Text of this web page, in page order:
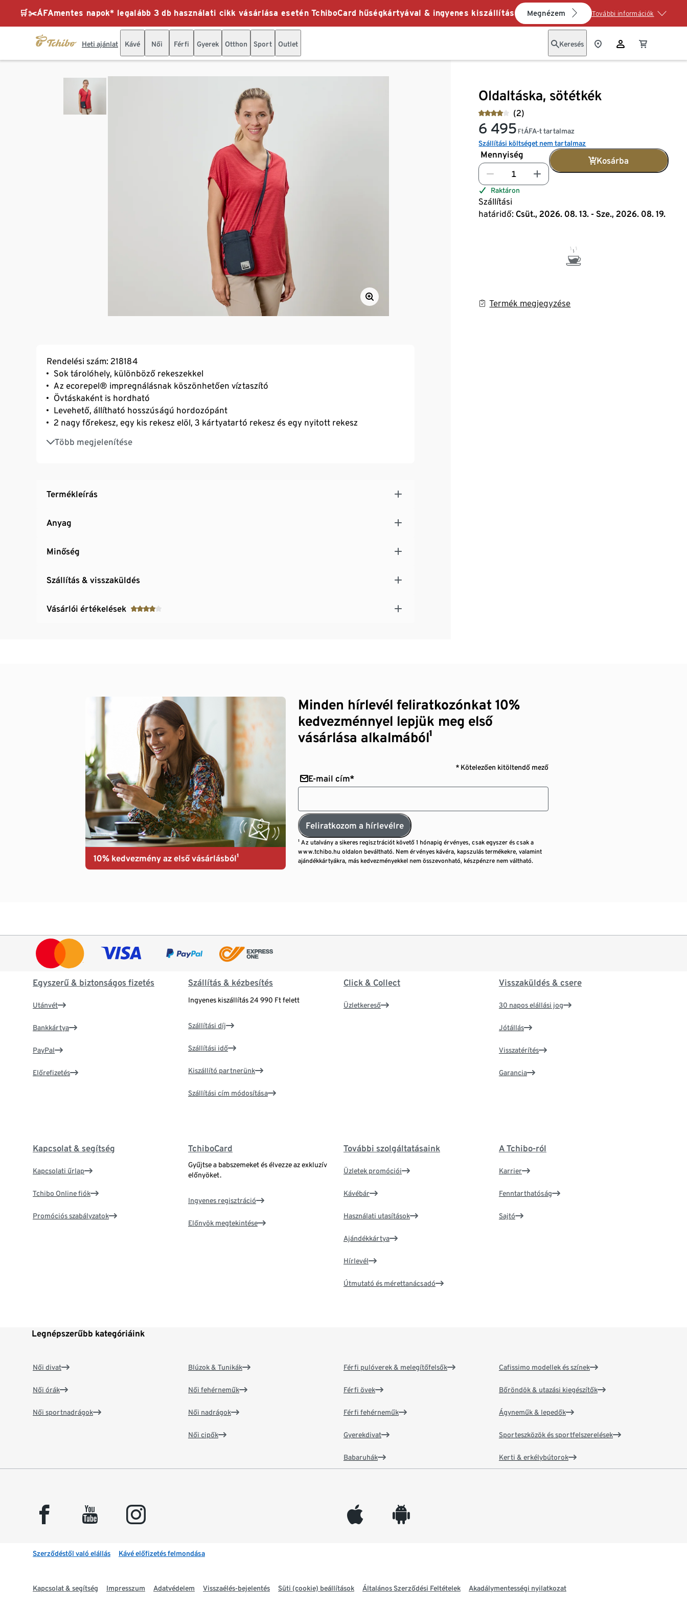
🛒✂️ÁFAmentes napok* legalább 3 db használati cikk vásárlása esetén TchiboCard hűségkártyával & ingyenes kiszállítás Megnézem További információk
Heti ajánlat Kávé Női Férfi Gyerek Otthon Sport Outlet Keresés
Oldaltáska, sötétkék
(2)
6 495 FtÁFA-t tartalmaz
Szállítási költséget nem tartalmaz
Mennyiség
Kosárba
Raktáron
Szállítási
határidő: Csüt., 2026. 08. 13. - Sze., 2026. 08. 19.
Termék megjegyzése
Rendelési szám: 218184
Sok tárolóhely, különböző rekeszekkel
Az ecorepel® impregnálásnak köszönhetően víztaszító
Övtáskaként is hordható
Levehető, állítható hosszúságú hordozópánt
2 nagy főrekesz, egy kis rekesz elöl, 3 kártyatartó rekesz és egy nyitott rekesz
Több megjelenítése
Újrahasznosított anyaggal
Hurok az övre akasztáshoz
Termékleírás
Anyag
Minőség
Szállítás & visszaküldés
Vásárlói értékelések
10% kedvezmény az első vásárlásból¹
Minden hírlevél feliratkozónkat 10%
kedvezménnyel lepjük meg első
vásárlása alkalmából¹
* Kötelezően kitöltendő mező
E-mail cím*
Feliratkozom a hírlevélre
¹ Az utalvány a sikeres regisztrációt követő 1 hónapig érvényes, csak egyszer és csak a
www.tchibo.hu oldalon beváltható. Nem érvényes kávéra, kapszulás termékekre, valamint
ajándékkártyákra, más kedvezményekkel nem összevonható, készpénzre nem váltható.
Egyszerű & biztonságos fizetés
Utánvét
Bankkártya
PayPal
Előrefizetés
Szállítás & kézbesítés
Ingyenes kiszállítás 24 990 Ft felett
Szállítási díj
Szállítási idő
Kiszállító partnerünk
Szállítási cím módosítása
Click & Collect
Üzletkereső
Visszaküldés & csere
30 napos elállási jog
Jótállás
Visszatérítés
Garancia
Kapcsolat & segítség
Kapcsolati űrlap
Tchibo Online fiók
Promóciós szabályzatok
TchiboCard
Gyűjtse a babszemeket és élvezze az exkluzív
előnyöket.
Ingyenes regisztráció
Előnyök megtekintése
További szolgáltatásaink
Üzletek promóciói
Kávébár
Használati utasítások
Ajándékkártya
Hírlevél
Útmutató és mérettanácsadó
A Tchibo-ról
Karrier
Fenntarthatóság
Sajtó
Legnépszerűbb kategóriáink
Női divat
Női órák
Női sportnadrágok
Blúzok & Tunikák
Női fehérneműk
Női nadrágok
Női cipők
Férfi pulóverek & melegítőfelsők
Férfi övek
Férfi fehérneműk
Gyerekdivat
Babaruhák
Cafissimo modellek és színek
Bőröndök & utazási kiegészítők
Ágyneműk & lepedők
Sporteszközök és sportfelszerelések
Kerti & erkélybútorok
facebook youtube instagram appleinc android
Szerződéstől való elállás Kávé előfizetés felmondása
Kapcsolat & segítség Impresszum Adatvédelem Visszaélés-bejelentés Süti (cookie) beállítások Általános Szerződési Feltételek Akadálymentességi nyilatkozat